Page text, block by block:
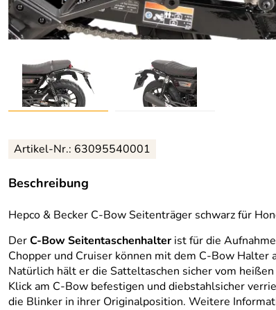
Artikel-Nr.: 63095540001
Beschreibung
Hepco & Becker C-Bow Seitenträger schwarz für
DerC-Bow Seitentaschenhalterist für die
Chopper und Cruiser können mit dem C-Bow
Natürlich hält er die Satteltaschen sicher vom
Klick am C-Bow befestigen und diebstahlsicher
die Blinker in ihrer Originalposition. Weitere